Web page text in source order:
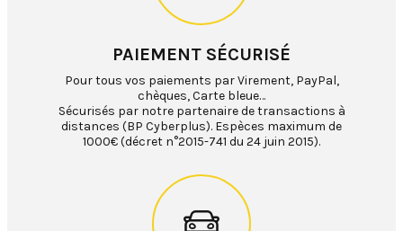
PAIEMENT SÉCURISÉ
Pour tous vos paiements par Virement, PayPal,
chèques, Carte bleue…
Sécurisés par notre partenaire de transactions à
distances (BP Cyberplus). Espèces maximum de
1000€ (décret n°2015-741 du 24 juin 2015).